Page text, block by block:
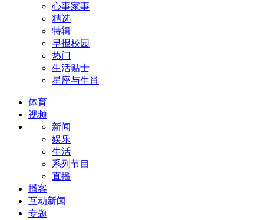
心事家事
精选
特辑
早报校园
热门
生活贴士
星座与生肖
体育
视频
新闻
娱乐
生活
系列节目
直播
播客
互动新闻
专题